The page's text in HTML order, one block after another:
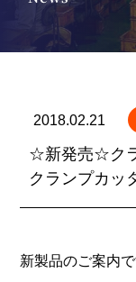
2018.02.21
☆新発売☆ク
クランプカッ
新製品のご案内で